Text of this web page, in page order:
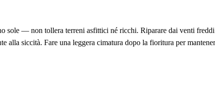
sole — non tollera terreni asfittici né ricchi. Riparare dai venti
alla siccità. Fare una leggera cimatura dopo la fioritura per